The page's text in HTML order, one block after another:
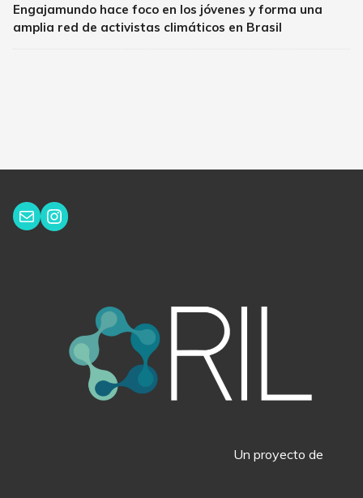
Engajamundo hace foco en los jóvenes y forma una
amplia red de activistas climáticos en Brasil
Correo electrónico
Instagram
Un proyecto de